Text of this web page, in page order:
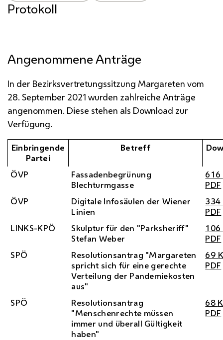
Protokoll
Angenommene Anträge
In der Bezirksvertretungssitzung Margareten vom
28. September 2021 wurden zahlreiche Anträge
angenommen. Diese stehen als Download zur
Verfügung.
Einbringende
Partei
Betreff
ÖVP
Fassadenbegrünung
Blechturmgasse
616
PDF
ÖVP
Digitale Infosäulen der Wiener
Linien
334
PDF
LINKS-KPÖ
Skulptur für den "Parksheriff"
Stefan Weber
106
PDF
SPÖ
Resolutionsantrag "Margareten
spricht sich für eine gerechte
Verteilung der Pandemiekosten
aus"
69
PDF
SPÖ
Resolutionsantrag
"Menschenrechte müssen
immer und überall Gültigkeit
haben"
68
PDF